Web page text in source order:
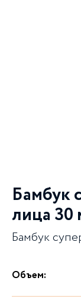
Бамбук
лица 30
Бамбук
Объем: